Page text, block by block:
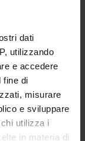
dati
utilizzando
e accedere
fine di
misurare
e sviluppare
utilizza i
in materia di